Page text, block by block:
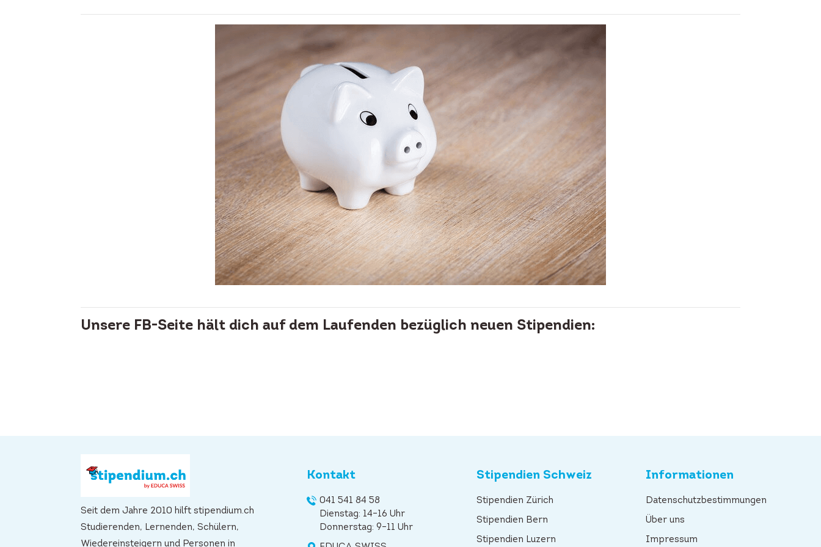
Unsere FB-Seite hält dich auf dem Laufenden bezüglich neuen Stipendien:
Seit dem Jahre 2010 hilft stipendium.ch
Studierenden, Lernenden, Schülern,
Wiedereinsteigern und Personen in
Kontakt
041 541 84 58
Dienstag: 14–16 Uhr
Donnerstag: 9–11 Uhr
Stipendien Schweiz
Stipendien Zürich
Stipendien Bern
Stipendien Luzern
Informationen
Datenschutzbestimmungen
Über uns
Impressum